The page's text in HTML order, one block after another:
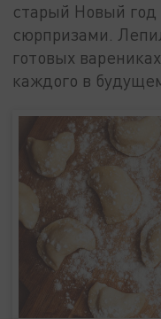
старый Новый
сюрпризами.
готовых
каждого в